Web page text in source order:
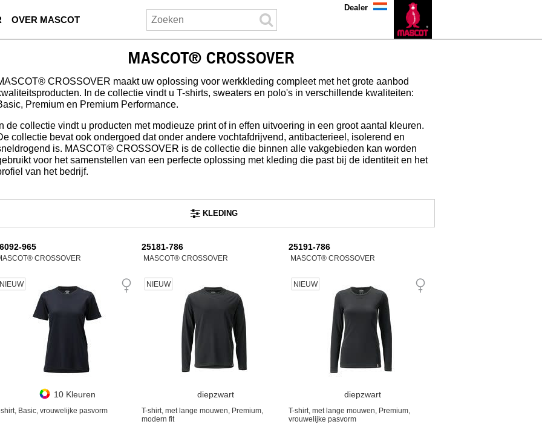
OVER MASCOT
Dealer
MASCOT® CROSSOVER
CROSSOVER maakt uw oplossing voor werkkleding compleet met het grote aanbod
In de collectie vindt u T-shirts, sweaters en polo's in verschillende kwaliteiten:
Premium en Premium Performance.
In de collectie vindt u producten met modieuze print of in effen uitvoering in een groot aantal kleuren.
collectie bevat ook ondergoed dat onder andere vochtafdrijvend, antibacterieel, isolerend en
is. MASCOT® CROSSOVER is de collectie die binnen alle vakgebieden kan worden
voor het samenstellen van een perfecte oplossing met kleding die past bij de identiteit en het
van het bedrijf.
KLEDING
965
CROSSOVER
NIEUW
10 Kleuren
shirt, Basic, vrouwelijke pasvorm
25181-786
MASCOT® CROSSOVER
NIEUW
diepzwart
T-shirt, met lange mouwen, Premium,
modern fit
25191-786
MASCOT® CROSSOVER
NIEUW
diepzwart
T-shirt, met lange mouwen, Premium,
vrouwelijke pasvorm